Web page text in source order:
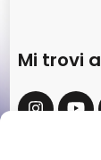
Mi trovi